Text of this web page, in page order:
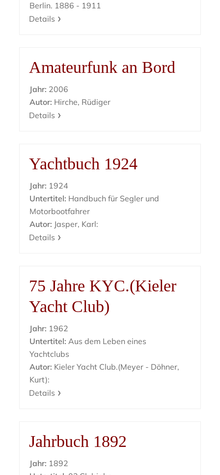
Berlin. 1886 - 1911
Details
Amateurfunk an Bord
Jahr: 2006
Autor: Hirche, Rüdiger
Details
Yachtbuch 1924
Jahr: 1924
Untertitel: Handbuch für Segler und
Motorbootfahrer
Autor: Jasper, Karl:
Details
75 Jahre KYC.(Kieler
Yacht Club)
Jahr: 1962
Untertitel: Aus dem Leben eines
Yachtclubs
Autor: Kieler Yacht Club.(Meyer - Döhner,
Kurt):
Details
Jahrbuch 1892
Jahr: 1892